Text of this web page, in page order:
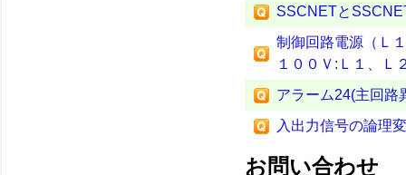
SSCNETと
制御回路電源（Ｌ
１００Ｖ:Ｌ１、Ｌ
アラーム24(主回路
入出力信号の論理
お問い合わせ